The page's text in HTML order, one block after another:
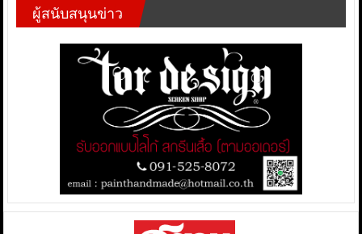
ผู้สนับสนุนข่าว